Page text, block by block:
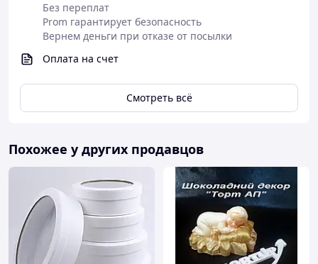
Без переплат
Prom гарантирует безопасность
Вернем деньги при отказе от посылки
Оплата на счет
Смотреть всё
Похожее у других продавцов